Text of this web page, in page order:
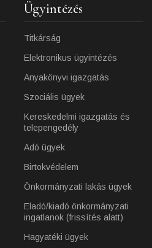
Ügyintézés
Titkárság
Elektronikus ügyintézés
Anyakönyvi igazgatás
Szociális ügyek
Kereskedelmi igazgatás és
telepengedély
Adó ügyek
Birtokvédelem
Önkormányzati lakás ügyek
Eladó/kiadó önkormányzati
ingatlanok (frissítés alatt)
Hagyatéki ügyek